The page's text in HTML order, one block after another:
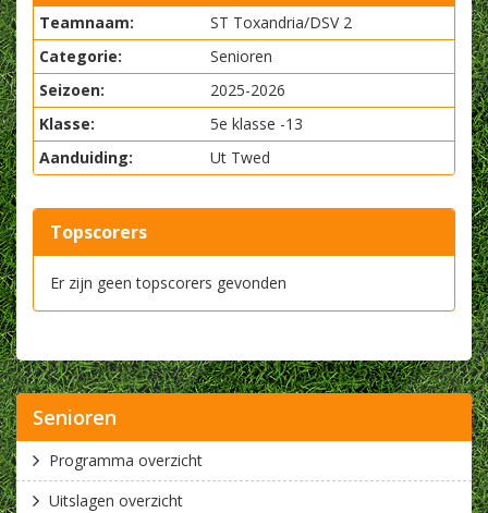
Teamnaam:
ST Toxandria/DSV 2
Categorie:
Senioren
Seizoen:
2025-2026
Klasse:
5e klasse -13
Aanduiding:
Ut Twed
Topscorers
Er zijn geen topscorers gevonden
Senioren
Programma overzicht
Uitslagen overzicht